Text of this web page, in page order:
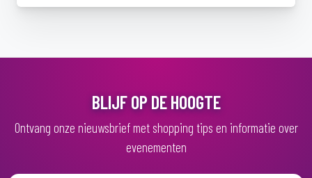
BLIJF OP DE HOOGTE
Ontvang onze nieuwsbrief met shopping tips en informatie over
evenementen